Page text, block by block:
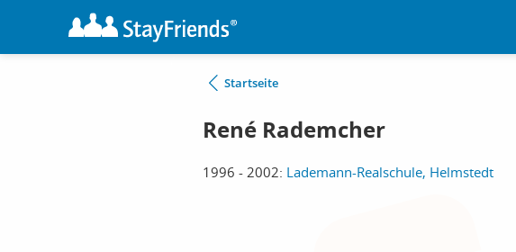
Startseite
René Rademcher
1996 - 2002: Lademann-Realschule, Helmstedt